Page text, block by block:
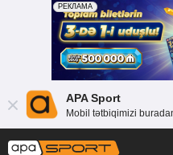
APA Sport
Mobil tətbiqimizi